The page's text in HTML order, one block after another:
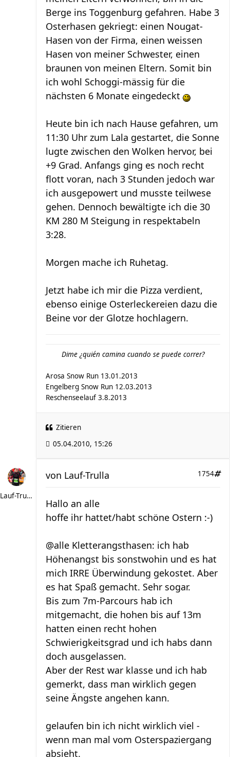
Berge ins Toggenburg gefahren. Habe 3
Osterhasen gekriegt: einen Nougat-
Hasen von der Firma, einen weissen
Hasen von meiner Schwester, einen
braunen von meinen Eltern. Somit bin
ich wohl Schoggi-mässig für die
nächsten 6 Monate eingedeckt
Heute bin ich nach Hause gefahren, um
11:30 Uhr zum Lala gestartet, die Sonne
lugte zwischen den Wolken hervor, bei
+9 Grad. Anfangs ging es noch recht
flott voran, nach 3 Stunden jedoch war
ich ausgepowert und musste teilwese
gehen. Dennoch bewältigte ich die 30
KM 280 M Steigung in respektabeln
3:28.
Morgen mache ich Ruhetag.
Jetzt habe ich mir die Pizza verdient,
ebenso einige Osterleckereien dazu die
Beine vor der Glotze hochlagern.
Dime ¿quién camina cuando se puede correr?
Arosa Snow Run 13.01.2013
Engelberg Snow Run 12.03.2013
Reschenseelauf 3.8.2013
Zitieren
05.04.2010, 15:26
Lauf-Trulla
1754
von Lauf-Trulla
Hallo an alle
hoffe ihr hattet/habt schöne Ostern :-)
@alle Kletterangsthasen: ich hab
Höhenangst bis sonstwohin und es hat
mich IRRE Überwindung gekostet. Aber
es hat Spaß gemacht. Sehr sogar.
Bis zum 7m-Parcours hab ich
mitgemacht, die hohen bis auf 13m
hatten einen recht hohen
Schwierigkeitsgrad und ich habs dann
doch ausgelassen.
Aber der Rest war klasse und ich hab
gemerkt, dass man wirklich gegen
seine Ängste angehen kann.
gelaufen bin ich nicht wirklich viel -
wenn man mal vom Osterspaziergang
absieht.